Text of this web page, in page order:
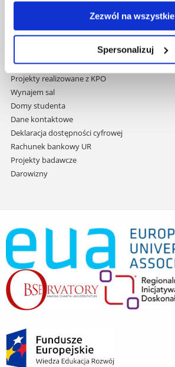
Zezwól na wszystkie
Spersonalizuj
treści
Zamówienia publiczne
Projekty współfinansowane przez UE
Projekty realizowane z KPO
Wynajem sal
Domy studenta
Dane kontaktowe
Deklaracja dostępności cyfrowej
Rachunek bankowy UR
Projekty badawcze
Darowizny